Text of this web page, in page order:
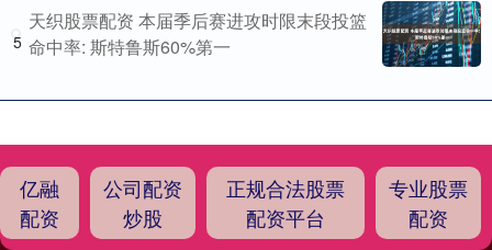
5
天织股票配资 本届季后赛进攻时限末段投篮
命中率: 斯特鲁斯60%第一
亿融
配资
公司配资
炒股
正规合法股票
配资平台
专业股票
配资